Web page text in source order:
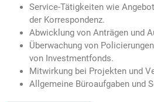
Service-Tätigkeiten wie
der Korrespondenz.
Abwicklung von Anträgen und
Überwachung von
von Investmentfonds.
Mitwirkung bei Projekten und
Allgemeine Büroaufgaben und